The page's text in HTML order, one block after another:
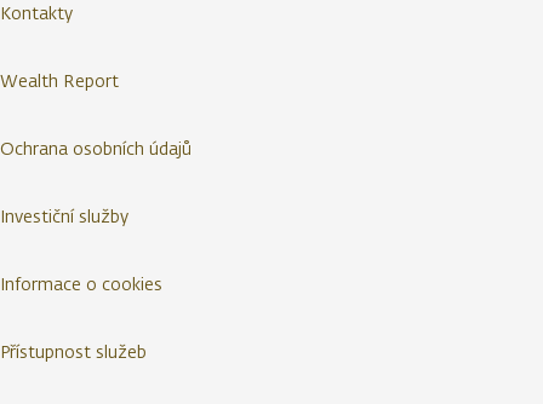
Kontakty
Wealth Report
Ochrana osobních údajů
Investiční služby
Informace o cookies
Přístupnost služeb